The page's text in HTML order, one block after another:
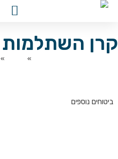
קרן השתלמות
»
»
ביטוחים נוספים